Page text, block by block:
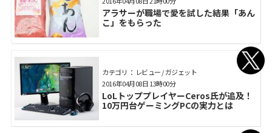
アラサーが職場で愛を試した結果「あん
こ」をもらった
カテゴリ： レビュー / ガジェット
LoLトッププレイヤーCeros氏が追及！
10万円台ゲーミングPCの実力とは
2016年04月08日 13時00分